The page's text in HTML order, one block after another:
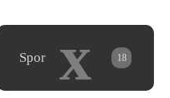
x
Spor 18